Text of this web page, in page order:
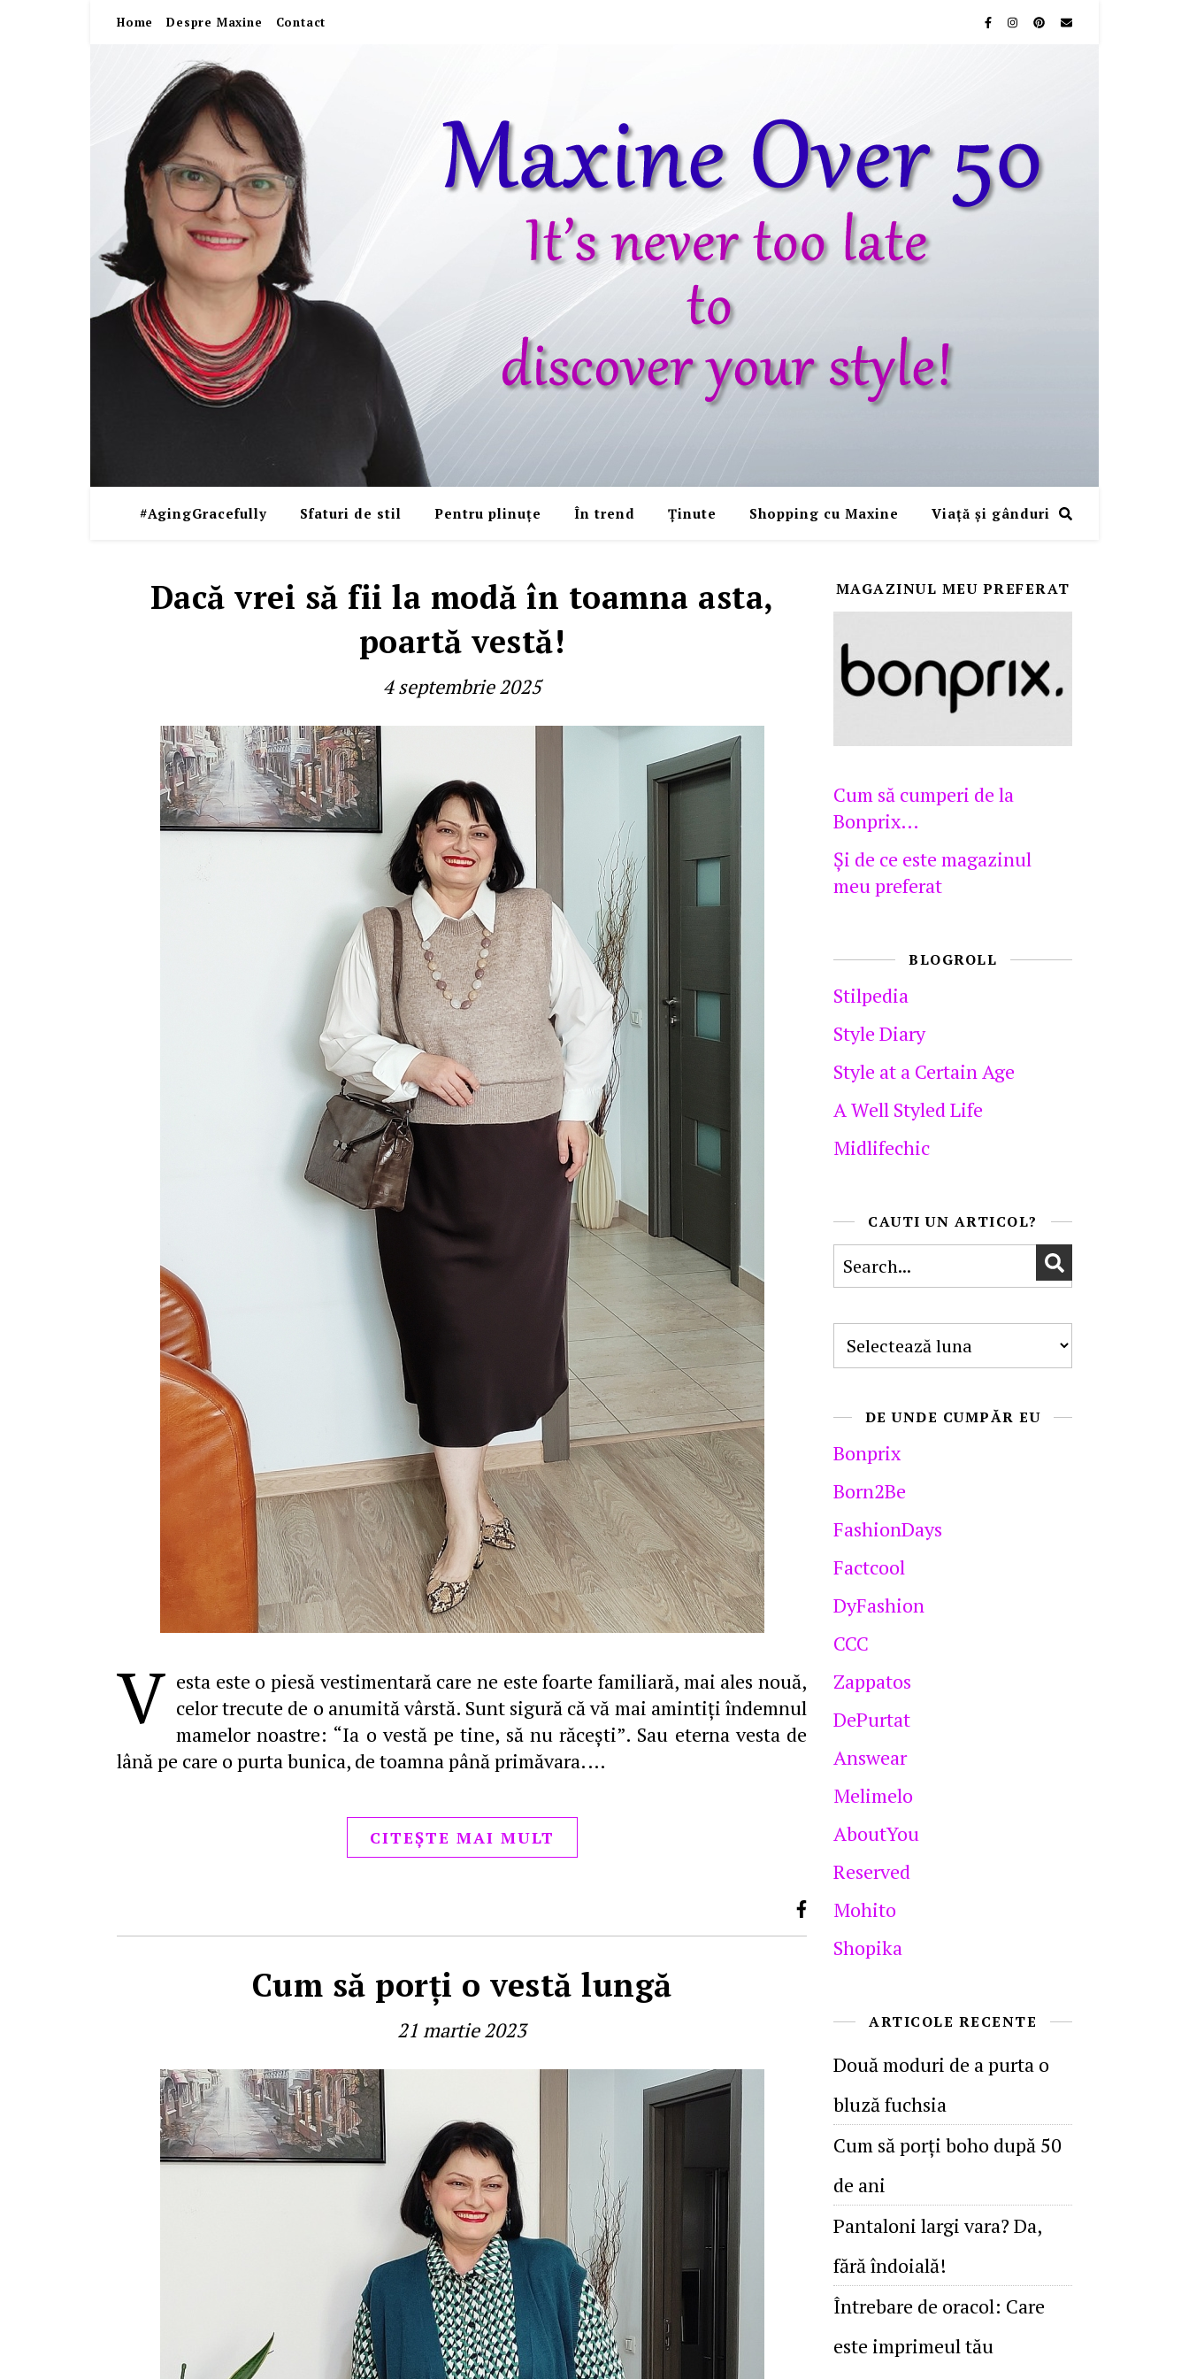
Home Despre Maxine Contact
#AgingGracefully Sfaturi de stil Pentru plinuțe În trend Ținute Shopping cu Maxine Viaţă şi gânduri
Dacă vrei să fii la modă în toamna asta,
poartă vestă!
4 septembrie 2025
V esta este o piesă vestimentară care ne este foarte familiară, mai ales nouă,
celor trecute de o anumită vârstă. Sunt sigură că vă mai amintiţi îndemnul
mamelor noastre: “Ia o vestă pe tine, să nu răceşti”. Sau eterna vesta de
lână pe care o purta bunica, de toamna până primăvara.…
CITEȘTE MAI MULT
Cum să porţi o vestă lungă
21 martie 2023
MAGAZINUL MEU PREFERAT
Cum să cumperi de la
Bonprix…
Şi de ce este magazinul
meu preferat
BLOGROLL
Stilpedia
Style Diary
Style at a Certain Age
A Well Styled Life
Midlifechic
CAUTI UN ARTICOL?
DE UNDE CUMPĂR EU
Bonprix
Born2Be
FashionDays
Factcool
DyFashion
CCC
Zappatos
DePurtat
Answear
Melimelo
AboutYou
Reserved
Mohito
Shopika
ARTICOLE RECENTE
Două moduri de a purta o
bluză fuchsia
Cum să porţi boho după 50
de ani
Pantaloni largi vara? Da,
fără îndoială!
Întrebare de oracol: Care
este imprimeul tău